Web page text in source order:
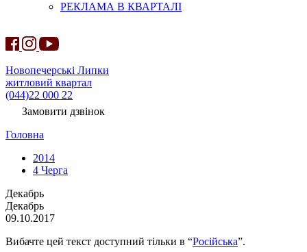
РЕКЛАМА В КВАРТАЛІ
Новопечерські Липки
житловий квартал
(044)22 000 22
Замовити дзвінок
Головна
2014
4 Черга
Декабрь
Декабрь
09.10.2017
Вибачте цей текст доступний тільки в “Російська”.